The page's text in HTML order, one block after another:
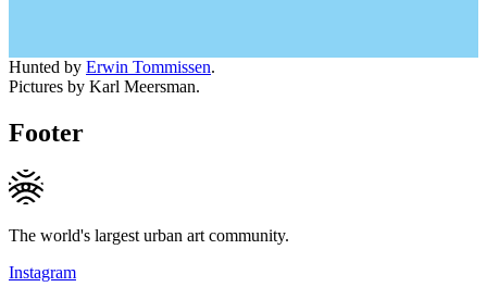
Hunted by Erwin Tommissen.
Pictures by Karl Meersman.
Footer
The world's largest urban art community.
Instagram